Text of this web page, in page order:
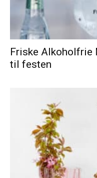
Friske Alkoholfrie
til festen